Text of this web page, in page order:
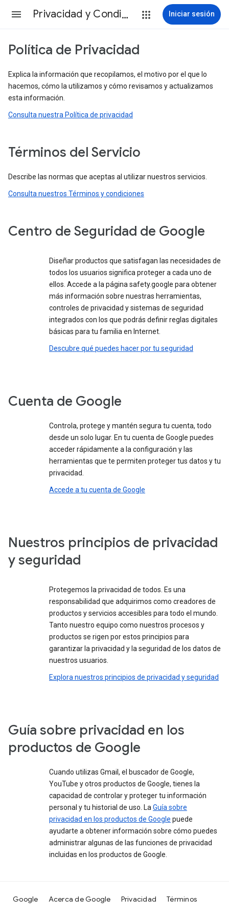
Privacidad y Condiciones Iniciar sesión
Política de Privacidad
Explica la información que recopilamos, el motivo por el que lo
hacemos, cómo la utilizamos y cómo revisamos y actualizamos
esta información.
Consulta nuestra Política de privacidad
Términos del Servicio
Describe las normas que aceptas al utilizar nuestros servicios.
Consulta nuestros Términos y condiciones
Centro de Seguridad de Google
Diseñar productos que satisfagan las necesidades de
todos los usuarios significa proteger a cada uno de
ellos. Accede a la página safety.google para obtener
más información sobre nuestras herramientas,
controles de privacidad y sistemas de seguridad
integrados con los que podrás definir reglas digitales
básicas para tu familia en Internet.
Descubre qué puedes hacer por tu seguridad
Cuenta de Google
Controla, protege y mantén segura tu cuenta, todo
desde un solo lugar. En tu cuenta de Google puedes
acceder rápidamente a la configuración y las
herramientas que te permiten proteger tus datos y tu
privacidad.
Accede a tu cuenta de Google
Nuestros principios de privacidad
y seguridad
Protegemos la privacidad de todos. Es una
responsabilidad que adquirimos como creadores de
productos y servicios accesibles para todo el mundo.
Tanto nuestro equipo como nuestros procesos y
productos se rigen por estos principios para
garantizar la privacidad y la seguridad de los datos de
nuestros usuarios.
Explora nuestros principios de privacidad y seguridad
Guía sobre privacidad en los
productos de Google
Cuando utilizas Gmail, el buscador de Google,
YouTube y otros productos de Google, tienes la
capacidad de controlar y proteger tu información
personal y tu historial de uso. La Guía sobre
privacidad en los productos de Google puede
ayudarte a obtener información sobre cómo puedes
administrar algunas de las funciones de privacidad
incluidas en los productos de Google.
Google Acerca de Google Privacidad Términos